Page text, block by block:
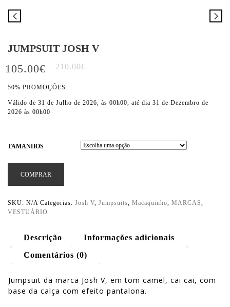
JUMPSUIT JOSH V
210.00€
105.00€
50% PROMOÇÕES
Válido de 31 de Julho de 2026, às 00h00, até dia 31 de Dezembro de
2026 às 00h00
TAMANHOS
COMPRAR
SKU: N/A Categorias: Josh V, Jumpsuits, Macaquinho, MARCAS,
VESTUÁRIO
Descrição
Informações adicionais
Comentários (0)
Jumpsuit da marca Josh V, em tom camel, cai cai, com
base da calça com efeito pantalona.